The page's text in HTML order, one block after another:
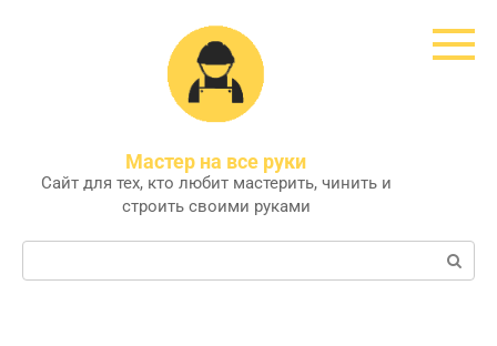
Мастер на все руки
Сайт для тех, кто любит мастерить, чинить и
строить своими руками
Поиск: